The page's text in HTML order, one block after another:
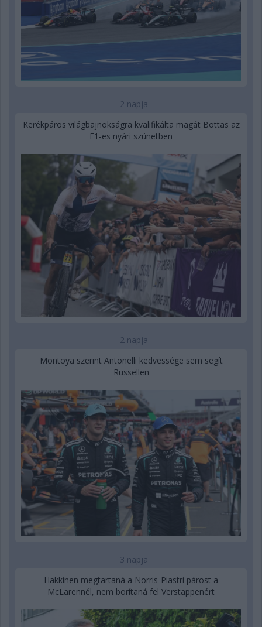
2 napja
Kerékpáros világbajnokságra kvalifikálta magát Bottas az
F1-es nyári szünetben
2 napja
Montoya szerint Antonelli kedvessége sem segít
Russellen
3 napja
Hakkinen megtartaná a Norris-Piastri párost a
McLarennél, nem borítaná fel Verstappenért